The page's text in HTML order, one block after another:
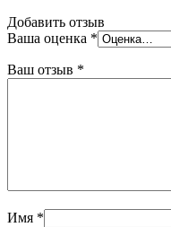
Добавить отзыв
Ваша оценка *
Ваш отзыв *
Имя *